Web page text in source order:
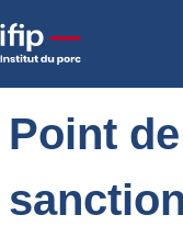
Accueil
sanctions chinoises
Point